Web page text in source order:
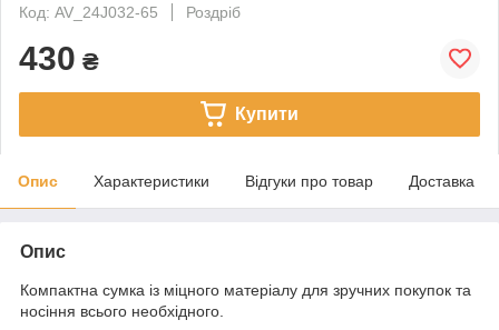
Код: AV_24J032-65
Роздріб
430 ₴
Купити
Опис Характеристики Відгуки про товар Доставка
Опис
Компактна сумка із міцного матеріалу для зручних покупок та
носіння всього необхідного.